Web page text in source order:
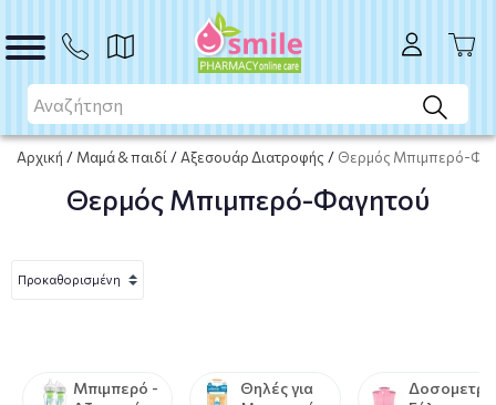
Αρχική / Μαμά & παιδί / Αξεσουάρ Διατροφής / Θερμός Μπιμπερό-
Θερμός Μπιμπερό-Φαγητού
Μπιμπερό -
Θηλές για